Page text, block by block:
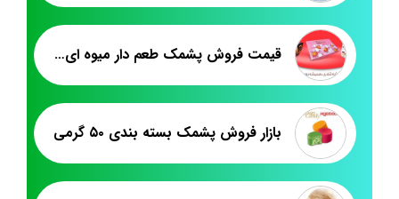
قیمت فروش پشمک طعم دار میوه ای در بازار
بازار فروش پشمک بسته بندی ۵۰ گرمی